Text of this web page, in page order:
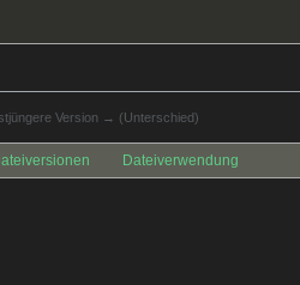
Version → (Unterschied)
Dateiverwendung